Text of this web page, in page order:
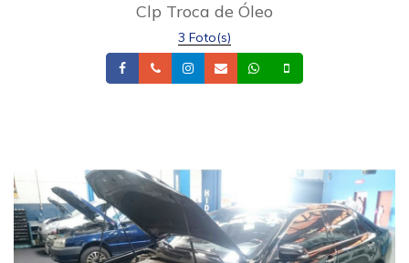
Clp Troca de Óleo
3 Foto(s)
FacebookTelefoneInstagram
Email Whatsapp